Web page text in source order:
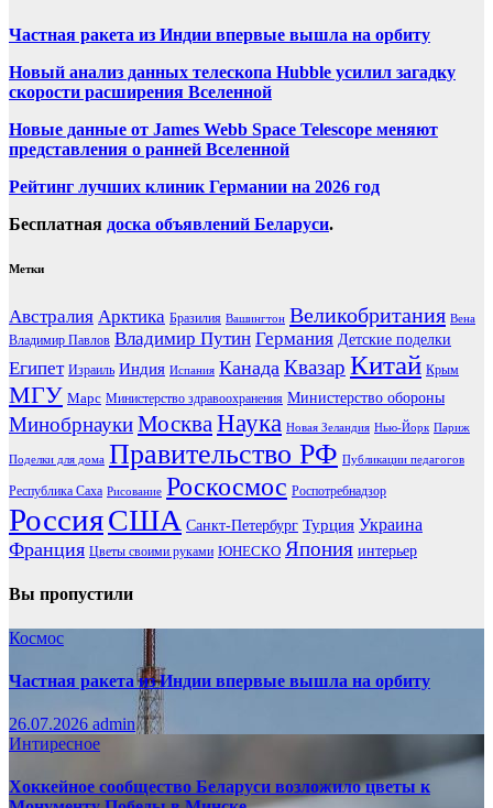
Частная ракета из Индии впервые вышла на орбиту
Новый анализ данных телескопа Hubble усилил загадку
скорости расширения Вселенной
Новые данные от James Webb Space Telescope меняют
представления о ранней Вселенной
Рейтинг лучших клиник Германии на 2026 год
Бесплатная доска объявлений Беларуси.
Метки
Австралия Арктика Бразилия Вашингтон Великобритания Вена
Владимир Павлов Владимир Путин Германия Детские поделки
Египет Израиль Индия Испания Канада Квазар Китай Крым
МГУ Марс Министерство здравоохранения Министерство обороны
МинобрнаукиМоскваНаука Новая Зеландия Нью-Йорк Париж
Поделки для дома Правительство РФ Публикации педагогов
Республика Саха Рисование Роскосмос Роспотребнадзор
РоссияСША Санкт-Петербург Турция Украина
Франция Цветы своими руками ЮНЕСКО Япония интерьер
Вы пропустили
Космос
Частная ракета из Индии впервые вышла на орбиту
26.07.2026 admin
Интиресное
Хоккейное сообщество Беларуси возложило цветы к